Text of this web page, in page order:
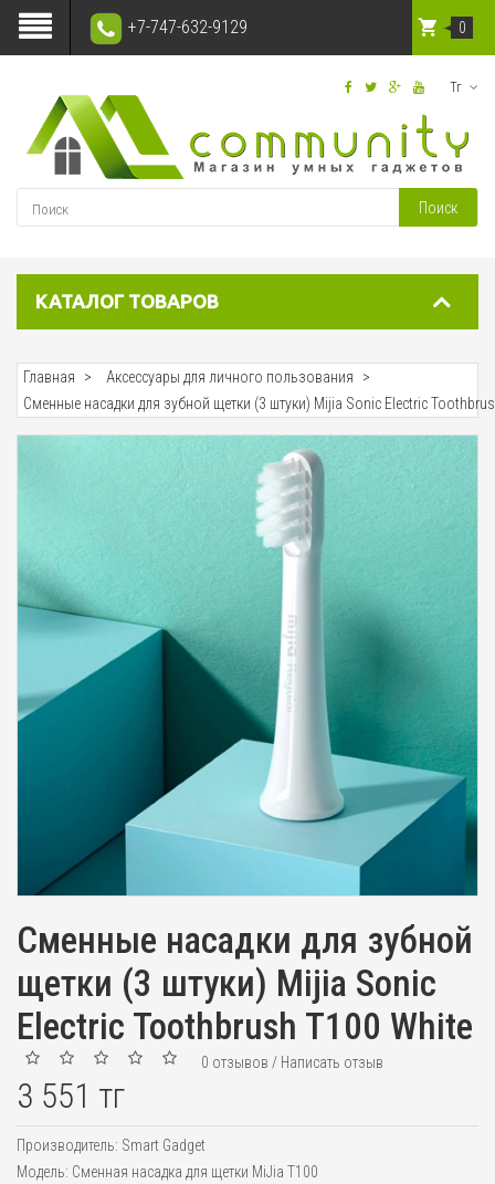
+7-747-632-9129
Тг
Поиск
0
КАТАЛОГ ТОВАРОВ
Главная
Аксессуары для личного пользования
Сменные насадки для зубной щетки (3 штуки) Mijia Sonic Electric
Сменные насадки для зубной
щетки (3 штуки) Mijia Sonic
Electric Toothbrush T100 White
0 отзывов / Написать отзыв
3 551 тг
Производитель: Smart Gadget
Модель: Сменная насадка для щетки MiJia T100